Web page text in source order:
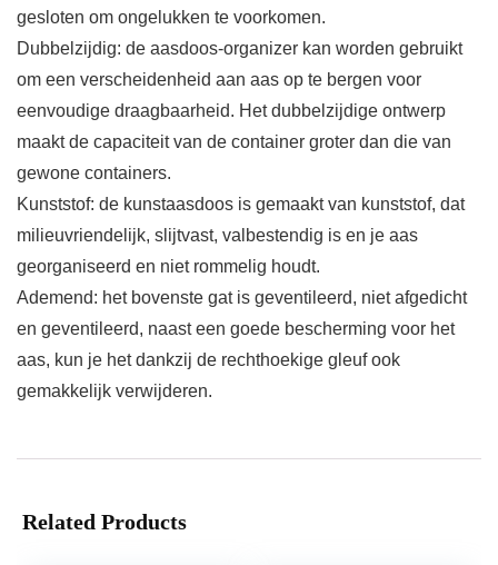
gesloten om ongelukken te voorkomen.
Dubbelzijdig: de aasdoos-organizer kan worden gebruikt
om een ​​verscheidenheid aan aas op te bergen voor
eenvoudige draagbaarheid. Het dubbelzijdige ontwerp
maakt de capaciteit van de container groter dan die van
gewone containers.
Kunststof: de kunstaasdoos is gemaakt van kunststof, dat
milieuvriendelijk, slijtvast, valbestendig is en je aas
georganiseerd en niet rommelig houdt.
Ademend: het bovenste gat is geventileerd, niet afgedicht
en geventileerd, naast een goede bescherming voor het
aas, kun je het dankzij de rechthoekige gleuf ook
gemakkelijk verwijderen.
Related Products